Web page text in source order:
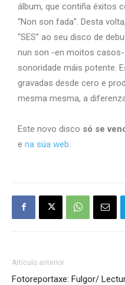
álbum, que contiña éxitos
“Non son fada”. Desta
“SES” ao seu disco de
nun son -en moitos
sonoridade máis potente.
gravadas desde cero e
mesma mesma, a
Este novo disco só se
e na súa web.
Artículo anterior
Fotoreportaxe: Fulgor/